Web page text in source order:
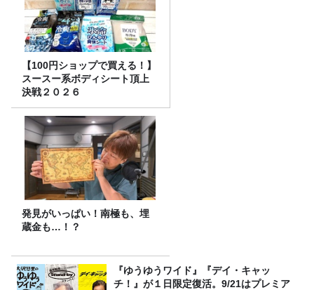
【100円ショップで買える！】
スースー系ボディシート頂上
決戦２０２６
発見がいっぱい！南極も、埋
蔵金も…！？
『ゆうゆうワイド』『デイ・キャッ
チ！』が１日限定復活。9/21はプレミア